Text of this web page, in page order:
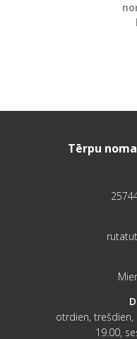
Tērpu
otrdien,
19.00,